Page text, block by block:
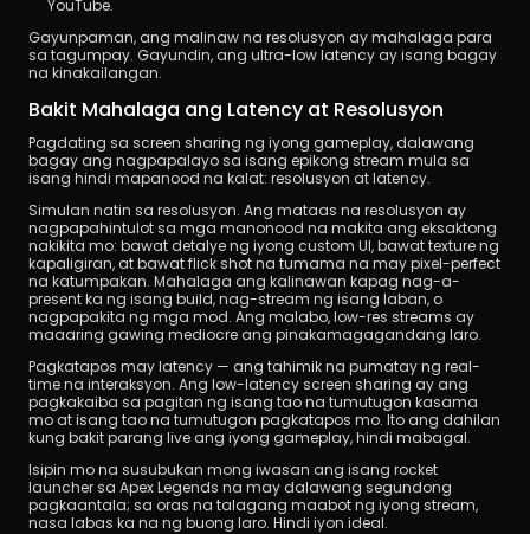
YouTube.
Gayunpaman, ang malinaw na resolusyon ay mahalaga para
sa tagumpay. Gayundin, ang ultra-low latency ay isang bagay
na kinakailangan.
Bakit Mahalaga ang Latency at Resolusyon
Pagdating sa screen sharing ng iyong gameplay, dalawang
bagay ang nagpapalayo sa isang epikong stream mula sa
isang hindi mapanood na kalat: resolusyon at latency.
Simulan natin sa resolusyon. Ang mataas na resolusyon ay
nagpapahintulot sa mga manonood na makita ang eksaktong
nakikita mo: bawat detalye ng iyong custom UI, bawat texture ng
kapaligiran, at bawat flick shot na tumama na may pixel-perfect
na katumpakan. Mahalaga ang kalinawan kapag nag-a-
present ka ng isang build, nag-stream ng isang laban, o
nagpapakita ng mga mod. Ang malabo, low-res streams ay
maaaring gawing mediocre ang pinakamagagandang laro.
Pagkatapos may latency — ang tahimik na pumatay ng real-
time na interaksyon. Ang low-latency screen sharing ay ang
pagkakaiba sa pagitan ng isang tao na tumutugon kasama
mo at isang tao na tumutugon pagkatapos mo. Ito ang dahilan
kung bakit parang live ang iyong gameplay, hindi mabagal.
Isipin mo na susubukan mong iwasan ang isang rocket
launcher sa Apex Legends na may dalawang segundong
pagkaantala; sa oras na talagang maabot ng iyong stream,
nasa labas ka na ng buong laro. Hindi iyon ideal.